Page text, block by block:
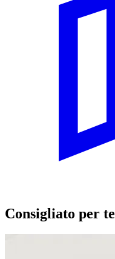
Consigliato per te